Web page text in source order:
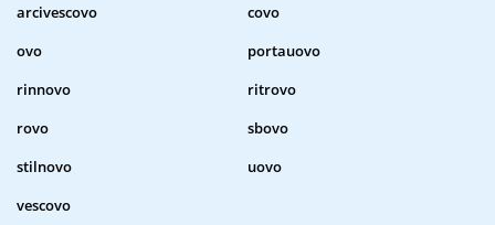
arcivescovo
covo
ovo
portauovo
rinnovo
ritrovo
rovo
sbovo
stilnovo
uovo
vescovo